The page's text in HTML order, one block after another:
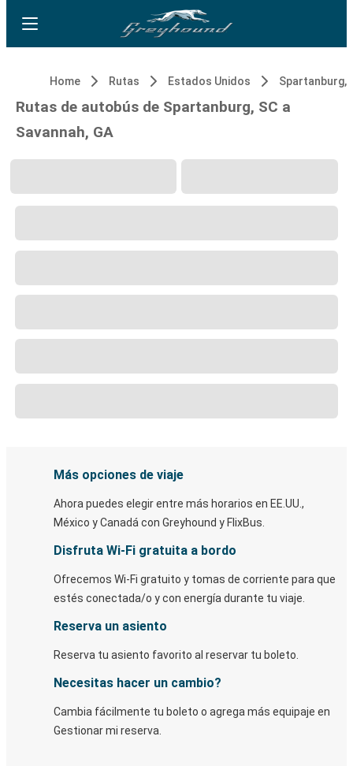
Home Rutas Estados Unidos Spartanburg,
Rutas de autobús de Spartanburg, SC a
Savannah, GA
Más opciones de viaje
Ahora puedes elegir entre más horarios en EE.UU.,
México y Canadá con Greyhound y FlixBus.
Disfruta Wi-Fi gratuita a bordo
Ofrecemos Wi-Fi gratuito y tomas de corriente para que
estés conectada/o y con energía durante tu viaje.
Reserva un asiento
Reserva tu asiento favorito al reservar tu boleto.
Necesitas hacer un cambio?
Cambia fácilmente tu boleto o agrega más equipaje en
Gestionar mi reserva.